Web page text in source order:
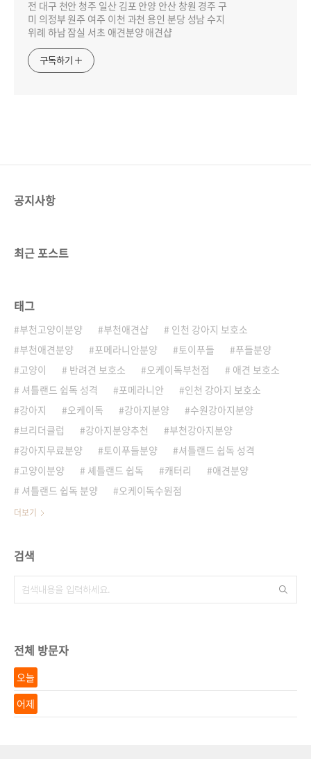
전 대구 천안 청주 일산 김포 안양 안산 창원 경주 구
미 의정부 원주 여주 이천 과천 용인 분당 성남 수지
위례 하남 잠실 서초 애견분양 애견샵
구독하기
공지사항
최근 포스트
태그
부천고양이분양 부천애견샵
인천 강아지 보호소
부천애견분양
포메라니안분양 토이푸들
푸들분양
고양이
반려견 보호소 오케이독부천점
애견 보호소
셔틀랜드 쉽독 성격
포메라니안
인천 강아지 보호소
강아지
오케이독 강아지분양
수원강아지분양
브리더클럽
강아지분양추천
부천강아지분양
강아지무료분양
토이푸들분양
셔틀랜드 쉽독 성격
고양이분양
셰틀랜드 쉽독 캐터리
애견분양
셔틀랜드 쉽독 분양
오케이독수원점
더보기
검색
전체 방문자
오늘
어제